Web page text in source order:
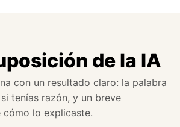
de la IA
con un resultado claro: la palabra
tenías razón, y un breve
lo explicaste.